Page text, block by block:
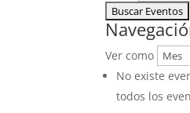
Ver como
No existe
todos los